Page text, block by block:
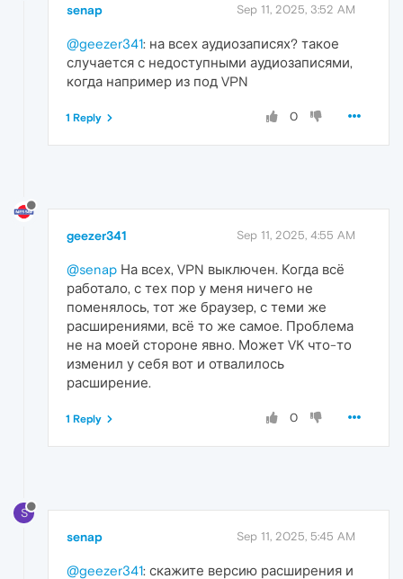
senap Sep 11, 2025, 3:52 AM
@geezer341: на всех аудиозаписях? такое
случается с недоступными аудиозаписями,
когда например из под VPN
0
1 Reply
geezer341 Sep 11, 2025, 4:55 AM
@senap На всех, VPN выключен. Когда всё
работало, с тех пор у меня ничего не
поменялось, тот же браузер, с теми же
расширениями, всё то же самое. Проблема
не на моей стороне явно. Может VK что-то
изменил у себя вот и отвалилось
расширение.
0
1 Reply
S
senap Sep 11, 2025, 5:45 AM
@geezer341: скажите версию расширения и